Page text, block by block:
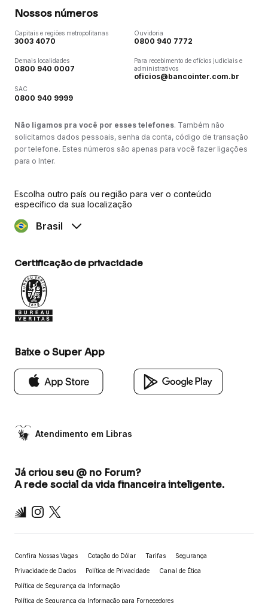
Nossos números
Capitais e regiões metropolitanas
3003 4070
Demais localidades
0800 940 0007
SAC
0800 940 9999
Ouvidoria
0800 940 7772
Para recebimento de ofícios judiciais e
administrativos
oficios@bancointer.com.br
Não ligamos pra você por esses telefones. Também não
solicitamos dados pessoais, senha da conta, código de transação
por telefone. Estes números são apenas para você fazer ligações
para o Inter.
Escolha outro país ou região para ver o conteúdo
específico da sua localização
Brasil
Certificação de privacidade
Baixe o Super App
Atendimento em Libras
Já criou seu @ no Forum?
A rede social da vida financeira inteligente.
Inter Instagram
X
Confira Nossas Vagas Cotação do Dólar Tarifas Segurança
Privacidade de Dados Política de Privacidade Canal de Ética
Política de Segurança da Informação
Política de Segurança da Informação para Fornecedores